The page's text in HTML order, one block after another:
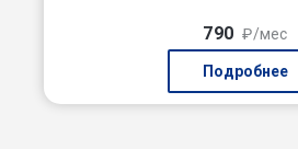
790 ₽/мес
Подробнее